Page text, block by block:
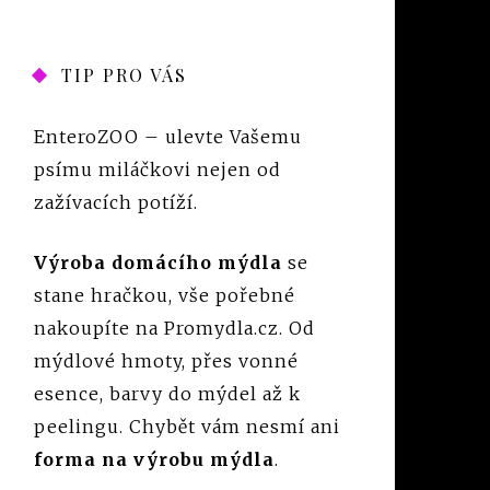
TIP PRO VÁS
EnteroZOO – ulevte Vašemu
psímu miláčkovi nejen od
zažívacích potíží.
Výroba domácího mýdla se
stane hračkou, vše pořebné
nakoupíte na Promydla.cz. Od
mýdlové hmoty, přes vonné
esence, barvy do mýdel až k
peelingu. Chybět vám nesmí ani
forma na výrobu mýdla.